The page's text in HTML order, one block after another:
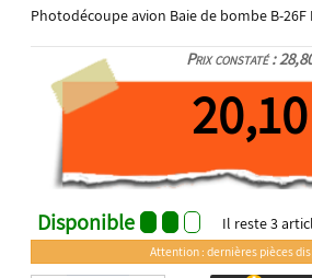
Photodécoupe avion Baie de bombe B-26F
Prix constaté :
Disponible Il reste3
Attention : dernières pièces